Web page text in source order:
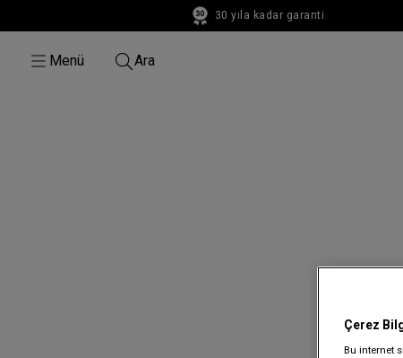
30 yıla kadar garanti
Menü Ara
Çerez
Bu internet